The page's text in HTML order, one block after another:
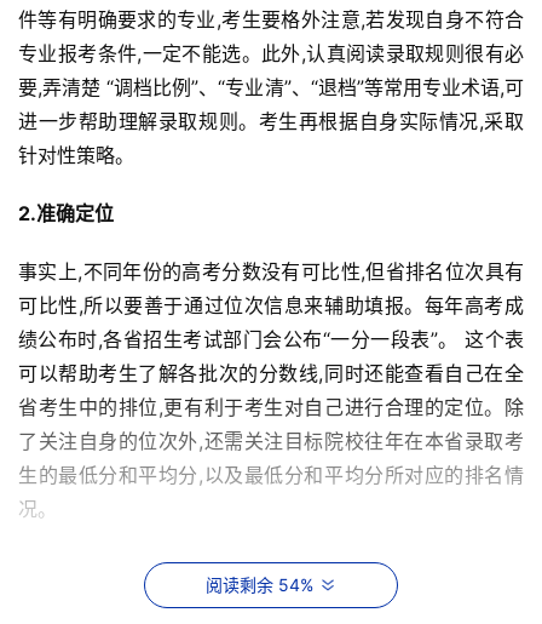
件等有明确要求的专业,考生要格外注意,若发现自身不符合
专业报考条件,一定不能选。此外,认真阅读录取规则很有必
要,弄清楚 “调档比例”、“专业清”、“退档”等常用专业术语,可
进一步帮助理解录取规则。考生再根据自身实际情况,采取
针对性策略。
2.准确定位
事实上,不同年份的高考分数没有可比性,但省排名位次具有
可比性,所以要善于通过位次信息来辅助填报。每年高考成
绩公布时,各省招生考试部门会公布“一分一段表”。 这个表
可以帮助考生了解各批次的分数线,同时还能查看自己在全
省考生中的排位,更有利于考生对自己进行合理的定位。除
了关注自身的位次外,还需关注目标院校往年在本省录取考
生的最低分和平均分,以及最低分和平均分所对应的排名情
况。
阅读剩余 54%